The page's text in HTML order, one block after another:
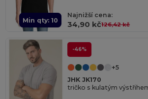
Min qty: 10
Najnižší cena:
34,90 kč126,42 kč
-46%
+5
JHK JK170
tričko s kulatým